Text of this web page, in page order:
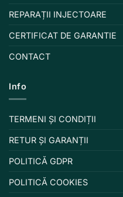
REPARAȚII INJECTOARE
CERTIFICAT DE GARANTIE
CONTACT
Info
TERMENI ȘI CONDIȚII
RETUR ȘI GARANȚII
POLITICĂ GDPR
POLITICĂ COOKIES